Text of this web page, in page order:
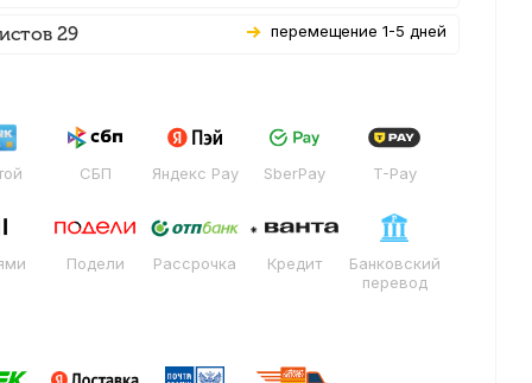
29 Перемещение 1-5 дней
СБП Яндекс Pay SberPay T-Pay
Подели Рассрочка Кредит
Банковский
перевод